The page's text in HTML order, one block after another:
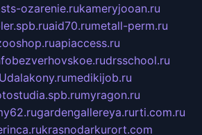
ozarenie.rukameryjooan.ru
aid70.rumetall-perm.ru
apiaccess.ru
bezverhovskoe.rudrsschool.ru
dalakony.rumedikijob.ru
myragon.ru
gardengallereya.rurti.com.ru
krasnodarkurort.com